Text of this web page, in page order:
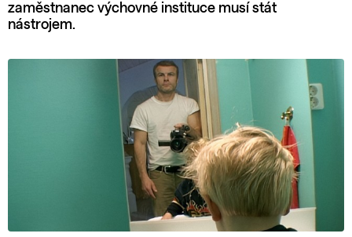
zaměstnanec výchovné instituce musí stát
nástrojem.